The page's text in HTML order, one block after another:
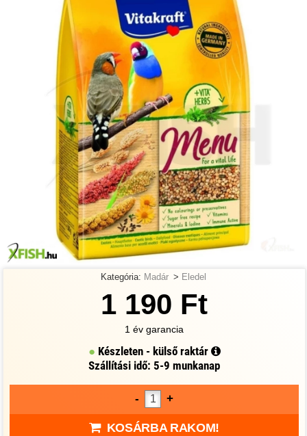
Kategória: Madár > Eledel
1 190 Ft
1 év garancia
Készleten - külső raktár
Szállítási idő: 5-9 munkanap
- +
KOSÁRBA RAKOM!